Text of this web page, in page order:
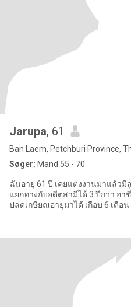
Jarupa, 61
Ban Laem, Petchburi Province,
Søger: Mand 55 - 70
ฉันอายุ 61 ปี เคยแต่งงานมาแล้ว
แยกทางกับอดีตสามีได้ 3 ปีกว่า อ
ปลดเกษียณอายุมาได้ เกือบ 6 เดื